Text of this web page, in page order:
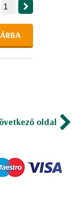
oldal